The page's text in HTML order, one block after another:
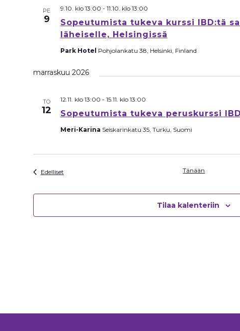
PE
9
Sopeutumista tukeva kurssi IBD:tä
läheiselle, Helsingissä
9.10. klo 13:00 - 11.10. klo 13:00
Park Hotel Pohjolankatu 38, Helsinki, Finland
marraskuu 2026
TO
12 Sopeutumista tukeva peruskurssi
12.11. klo 13:00 - 15.11. klo 13:00
Meri-Karina Seiskarinkatu 35, Turku, Suomi
EdellisetTapahtumat Tänään
Tilaa kalenteriin